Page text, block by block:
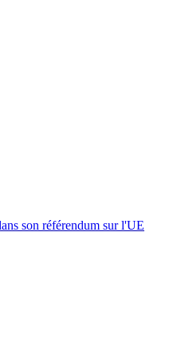
son référendum sur l'UE